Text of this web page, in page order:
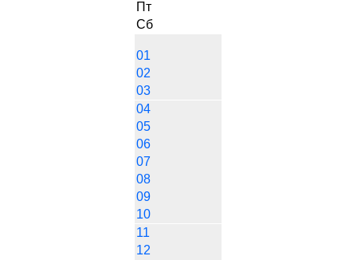
Пт
Сб
01
02
03
04
05
06
07
08
09
10
11
12